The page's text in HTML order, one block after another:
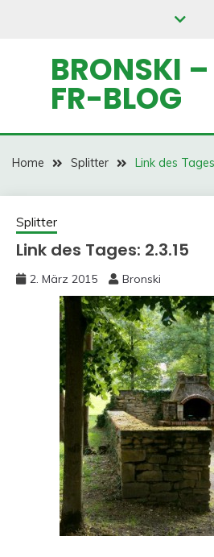
BRONSKI
FR-BLOG
Home Splitter Link des
Splitter
Link des Tages: 2.3.15
2. März 2015 Bronski